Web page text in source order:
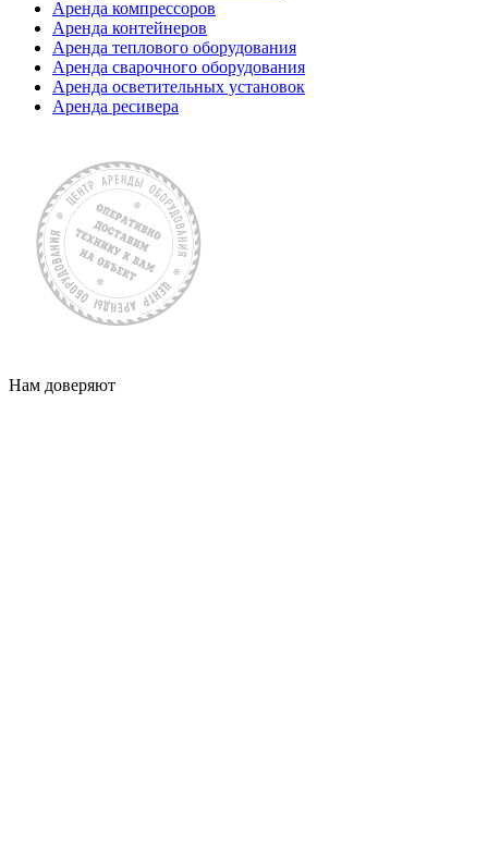
Аренда компрессоров
Аренда контейнеров
Аренда теплового оборудования
Аренда сварочного оборудования
Аренда осветительных установок
Аренда ресивера
Нам доверяют